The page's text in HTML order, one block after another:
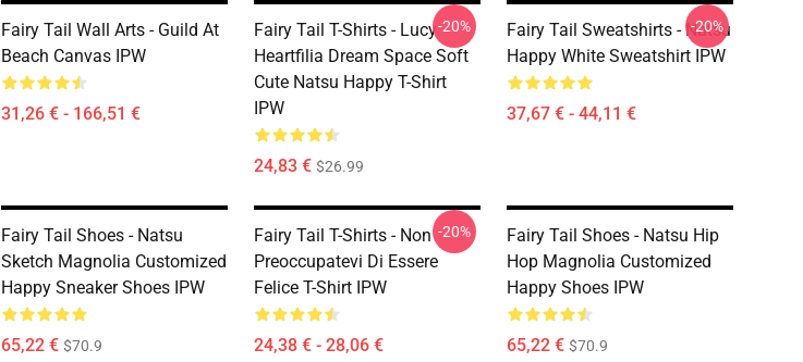
Fairy Tail Wall Arts - Guild At
Beach Canvas IPW
31,26 € - 166,51 €
Fairy Tail T-Shirts - Lucy
Heartfilia Dream Space Soft
Cute Natsu Happy T-Shirt
IPW
24,83 € $26.99
-20%
Fairy Tail Sweatshirts - Natsu
Happy White Sweatshirt IPW
37,67 € - 44,11 €
-20%
Fairy Tail Shoes - Natsu
Sketch Magnolia Customized
Happy Sneaker Shoes IPW
65,22 € $70.9
Fairy Tail T-Shirts - Non
Preoccupatevi Di Essere
Felice T-Shirt IPW
24,38 € - 28,06 €
-20%
Fairy Tail Shoes - Natsu Hip
Hop Magnolia Customized
Happy Shoes IPW
65,22 € $70.9